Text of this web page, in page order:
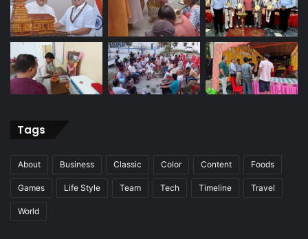
Tags
About Business Classic Color Content Foods
Games Life Style Team Tech Timeline Travel
World